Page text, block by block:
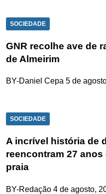
SOCIEDADE
GNR recolhe ave de
de Almeirim
BY-Daniel Cepa 5 de
SOCIEDADE
A incrível história de
reencontram 27
praia
BY-Redação 4 de agosto,